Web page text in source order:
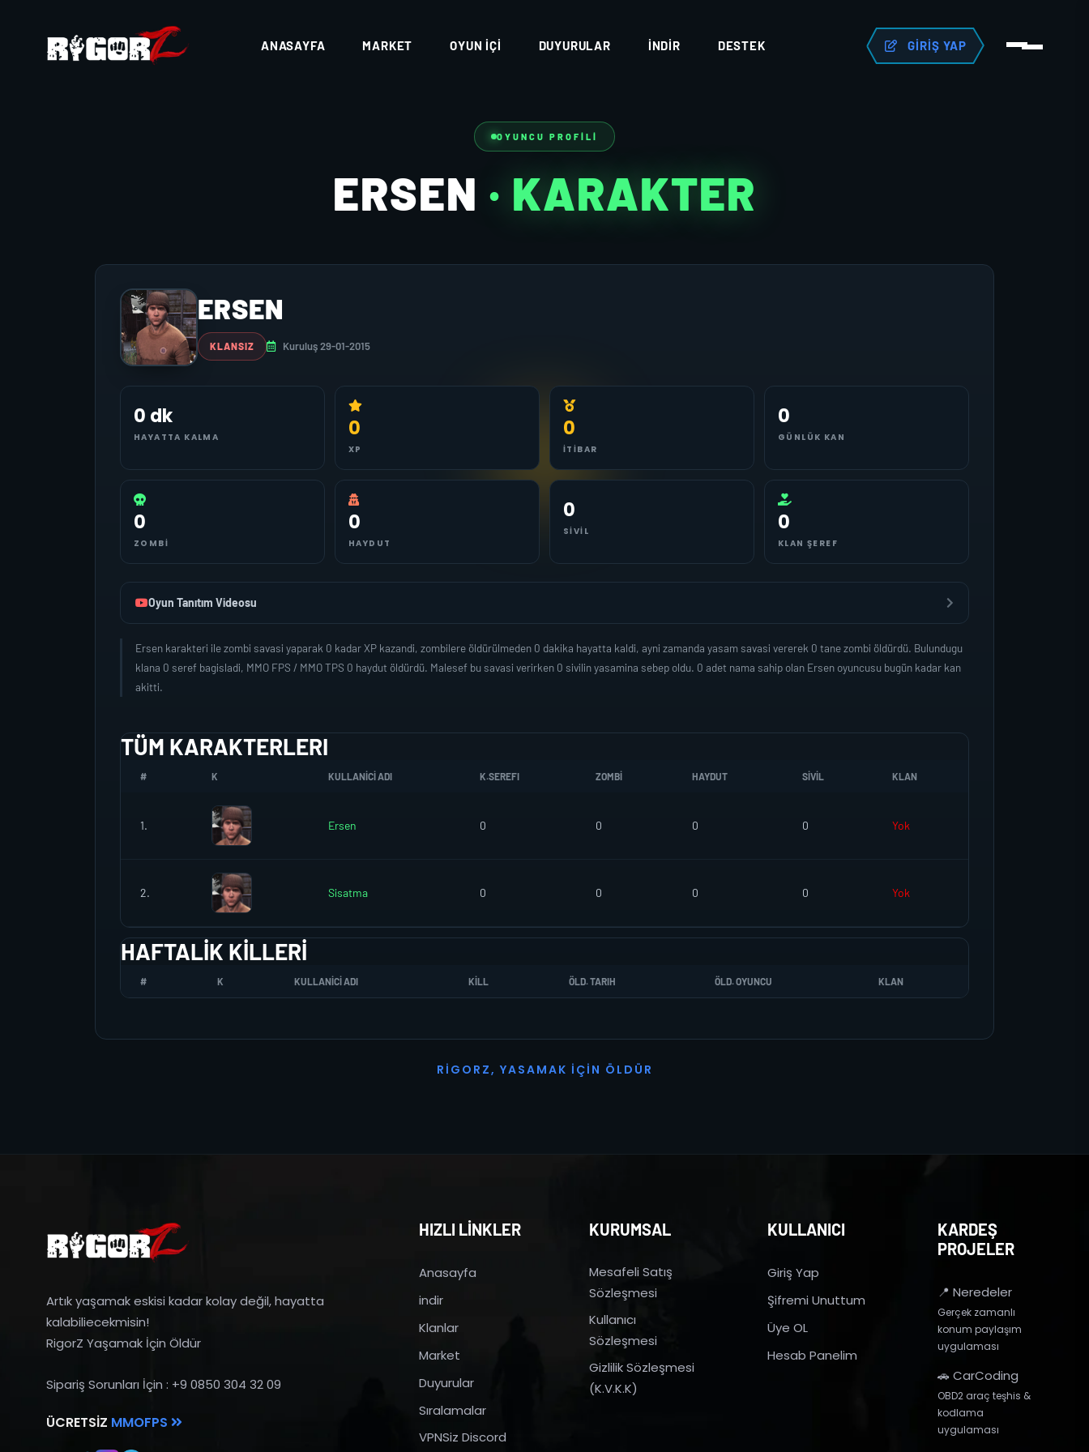
ANASAYFA MARKET OYUN İÇI DUYURULAR İNDIR DESTEK GIRIŞ YAP
OYUNCU PROFILI
ERSEN · KARAKTER
ERSEN
KLANSIZ Kuruluş 29-01-2015
0 dk
HAYATTA KALMA 0
XP
0
İTIBAR
0
GÜNLÜK KAN
0
ZOMBI
0
HAYDUT
0
SIVIL 0
KLAN ŞEREF
Oyun Tanıtım Videosu
Ersen karakteri ile zombi savasi yaparak 0 kadar XP kazandi, zombilere öldürülmeden 0 dakika hayatta kaldi, ayni zamanda yasam savasi vererek 0 tane zombi öldürdü. Bulundugu
klana 0 seref bagisladi, MMO FPS / MMO TPS 0 haydut öldürdü. Malesef bu savasi verirken 0 sivilin yasamina sebep oldu. 0 adet nama sahip olan Ersen oyuncusu bugün kadar kan
akitti.
TÜM KARAKTERLERI
# K KULLANICI ADI K.SEREFI ZOMBI HAYDUT SIVIL KLAN
1. Ersen 0 0 0 0 Yok
2. Sisatma 0 0 0 0 Yok
HAFTALIK KILLERI
# K KULLANICI ADI KILL ÖLD. TARIH ÖLD. OYUNCU KLAN
R I G O R Z, YASAMAK İ ÇI N Ö L D Ü R
Artık yaşamak eskisi kadar kolay değil, hayatta
kalabiliecekmisin!
RigorZ Yaşamak İçin Öldür
Sipariş Sorunları İçin : +9 0850 304 32 09
ÜCRETSIZ MMOFPS
HIZLI LİNKLER
Anasayfa
indir
Klanlar
Market
Duyurular
Sıralamalar
VPNSiz Discord
KURUMSAL
Mesafeli Satış
Sözleşmesi
Kullanıcı
Sözleşmesi
Gizlilik Sözleşmesi
(K.V.K.K)
KULLANICI
Giriş Yap
Şifremi Unuttum
Üye OL
Hesab Panelim
KARDEŞ
PROJELER
📍 Neredeler
Gerçek zamanlı
konum paylaşım
uygulaması
🚗 CarCoding
OBD2 araç teşhis &
kodlama
uygulaması